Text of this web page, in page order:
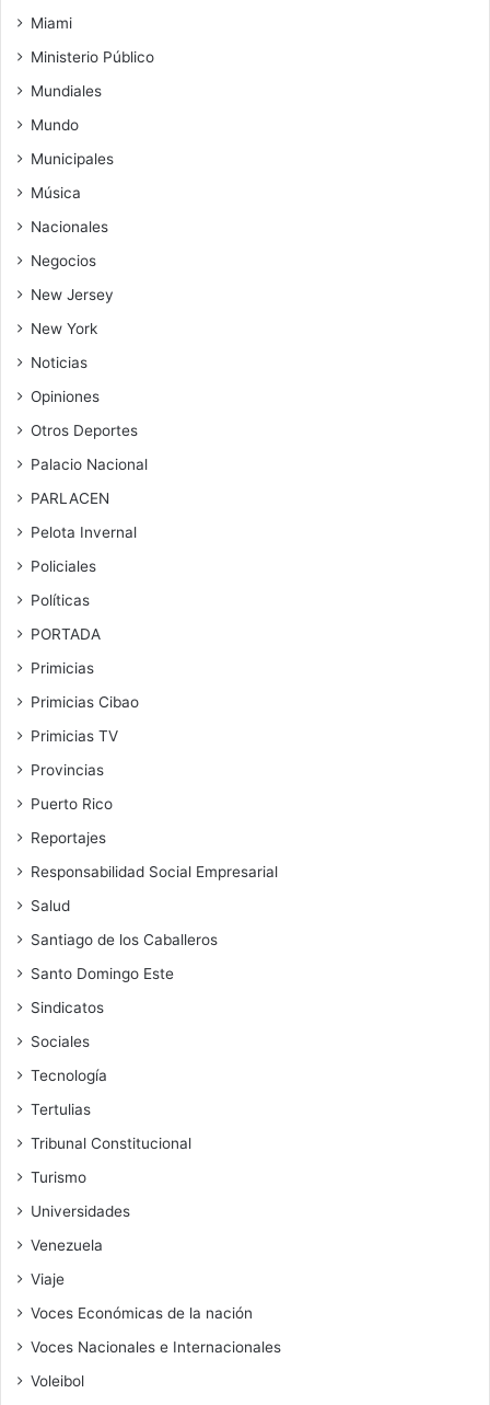
Miami
Ministerio Público
Mundiales
Mundo
Municipales
Música
Nacionales
Negocios
New Jersey
New York
Noticias
Opiniones
Otros Deportes
Palacio Nacional
PARLACEN
Pelota Invernal
Policiales
Políticas
PORTADA
Primicias
Primicias Cibao
Primicias TV
Provincias
Puerto Rico
Reportajes
Responsabilidad Social Empresarial
Salud
Santiago de los Caballeros
Santo Domingo Este
Sindicatos
Sociales
Tecnología
Tertulias
Tribunal Constitucional
Turismo
Universidades
Venezuela
Viaje
Voces Económicas de la nación
Voces Nacionales e Internacionales
Voleibol